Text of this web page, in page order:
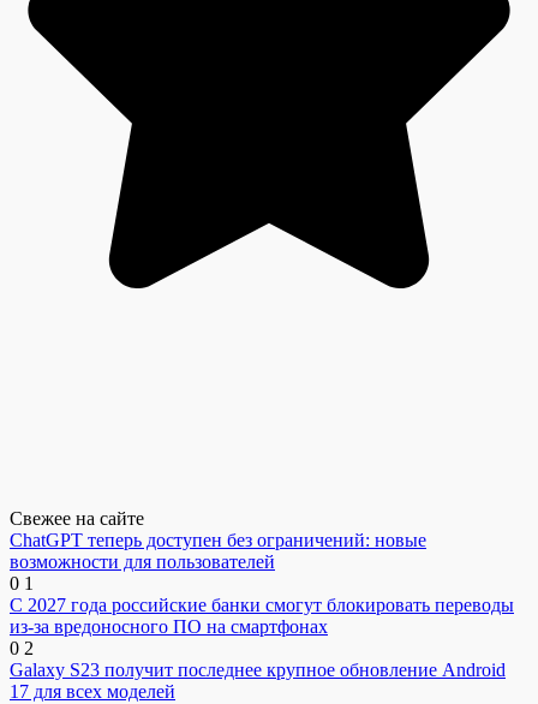
Свежее на сайте
ChatGPT теперь доступен без ограничений: новые
возможности для пользователей
0 1
С 2027 года российские банки смогут блокировать переводы
из-за вредоносного ПО на смартфонах
0 2
Galaxy S23 получит последнее крупное обновление Android
17 для всех моделей